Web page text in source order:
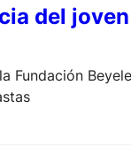
del
Fundación